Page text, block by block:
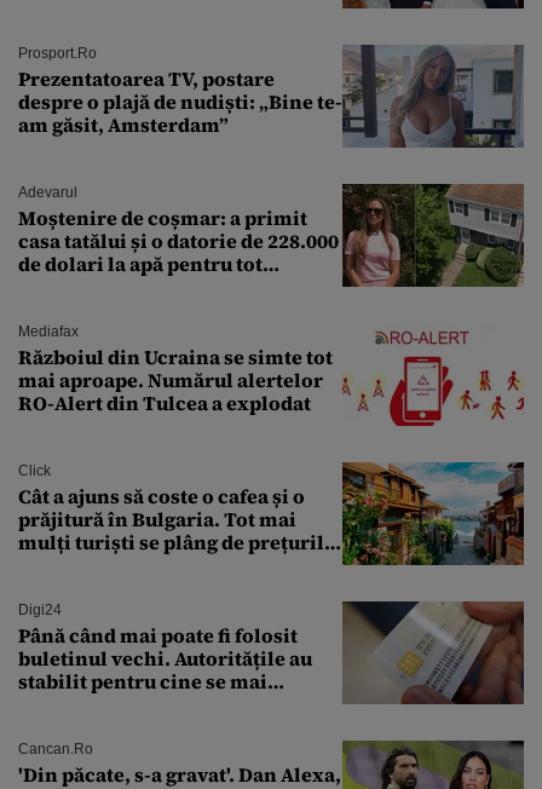
Prosport.ro
Prezentatoarea TV, postare
despre o plajă de nudiști: „Bine te-
am găsit, Amsterdam”
Adevarul
Moștenire de coșmar: a primit
casa tatălui și o datorie de 228.000
de dolari la apă pentru tot
Mediafax
Războiul din Ucraina se simte tot
mai aproape. Numărul alertelor
RO-Alert din Tulcea a explodat
Click
Cât a ajuns să coste o cafea și o
prăjitură în Bulgaria. Tot mai
mulți turiști se plâng de prețurile
Digi24
Până când mai poate fi folosit
buletinul vechi. Autoritățile au
stabilit pentru cine se mai
Cancan.ro
'Din păcate, s-a gravat'. Dan Alexa,